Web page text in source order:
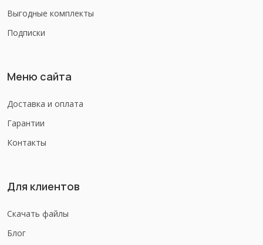
Выгодные комплекты
Подписки
Меню сайта
Доставка и оплата
Гарантии
Контакты
Для клиентов
Скачать файлы
Блог